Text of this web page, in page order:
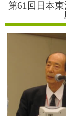
第61回日本